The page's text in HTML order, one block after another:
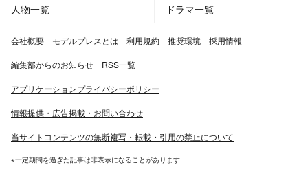
人物一覧 ドラマ一覧
会社概要 モデルプレスとは 利用規約 推奨環境 採用情報
編集部からのお知らせ RSS一覧
アプリケーションプライバシーポリシー
情報提供・広告掲載・お問い合わせ
当サイトコンテンツの無断複写・転載・引用の禁止について
※一定期間を過ぎた記事は非表示になることがあります